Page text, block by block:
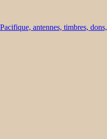
antennes, timbres, dons,